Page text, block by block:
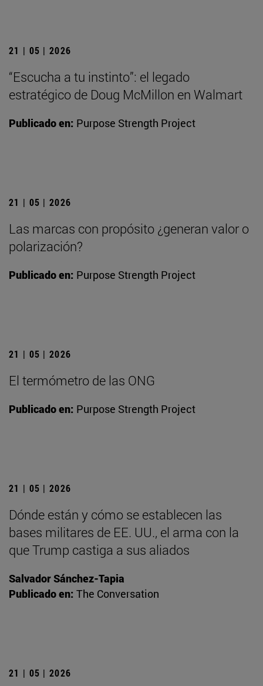
21 | 05 | 2026
“Escucha a tu instinto”: el legado
estratégico de Doug McMillon en Walmart
Publicado en: Purpose Strength Project
21 | 05 | 2026
Las marcas con propósito ¿generan valor o
polarización?
Publicado en: Purpose Strength Project
21 | 05 | 2026
El termómetro de las ONG
Publicado en: Purpose Strength Project
21 | 05 | 2026
Dónde están y cómo se establecen las
bases militares de EE. UU., el arma con la
que Trump castiga a sus aliados
Salvador Sánchez-Tapia
Publicado en: The Conversation
21 | 05 | 2026